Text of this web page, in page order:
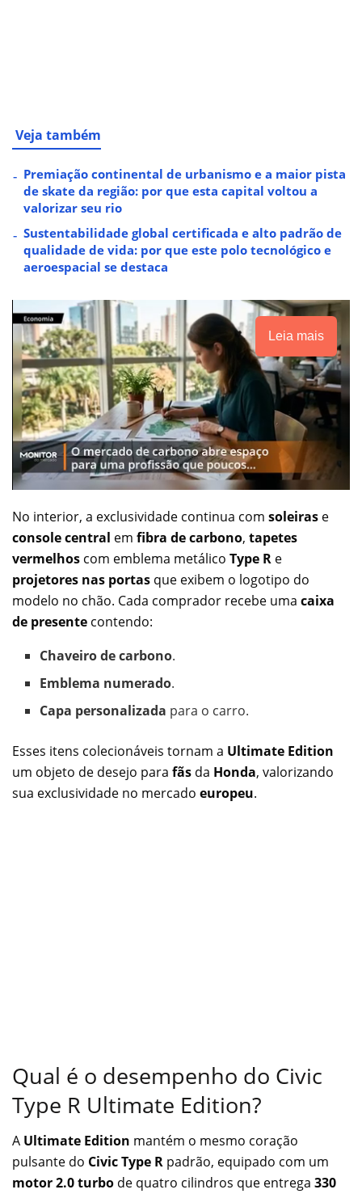
Veja também
Premiação continental de urbanismo e a maior pista
de skate da região: por que esta capital voltou a
valorizar seu rio
Sustentabilidade global certificada e alto padrão de
qualidade de vida: por que este polo tecnológico e
aeroespacial se destaca
Leia mais
No interior, a exclusividade continua com soleiras e
console central em fibra de carbono, tapetes
vermelhos com emblema metálico Type R e
projetores nas portas que exibem o logotipo do
modelo no chão. Cada comprador recebe uma caixa
de presente contendo:
Chaveiro de carbono.
Emblema numerado.
Capa personalizada para o carro.
Esses itens colecionáveis tornam a Ultimate Edition
um objeto de desejo para fãs da Honda, valorizando
sua exclusividade no mercado europeu.
Qual é o desempenho do Civic
Type R Ultimate Edition?
A Ultimate Edition mantém o mesmo coração
pulsante do Civic Type R padrão, equipado com um
motor 2.0 turbo de quatro cilindros que entrega 330